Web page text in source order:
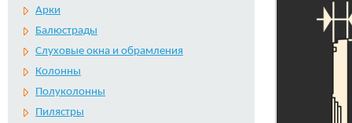
Арки
Балюстрады
Слуховые окна и обрамления
Колонны
Полуколонны
Пилястры